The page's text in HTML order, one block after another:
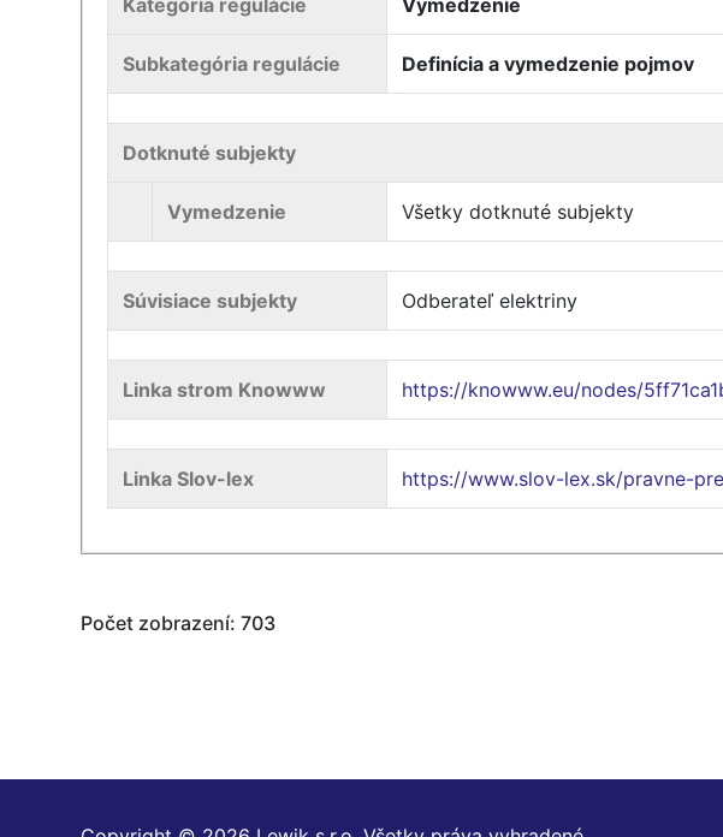
Kategória regulácie Vymedzenie
Subkategória regulácie Definícia a vymedzenie pojmov
Dotknuté subjekty
Vymedzenie Všetky dotknuté subjekty
Súvisiace subjekty Odberateľ elektriny
Linka strom Knowww https://knowww.eu/nodes/
Linka Slov-lex https://www.slov-lex.sk/pravne-
Počet zobrazení: 703